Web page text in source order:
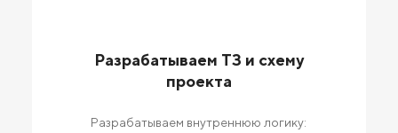
Разрабатываем ТЗ и схему
проекта
Разрабатываем внутреннюю логику: